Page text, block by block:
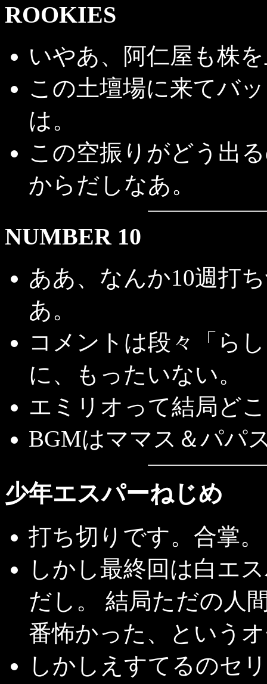
ROOKIES
いやあ、阿仁屋も株
この土壇場に来てバ
は。
この空振りがどう出
からだしなあ。
NUMBER 10
ああ、なんか10週打
あ。
コメントは段々「ら
に、もったいない。
エミリオって結局ど
BGMはママス＆パパ
少年エスパーねじめ
打ち切りです。合掌。
しかし最終回は白エ
だし。 結局ただの人
番怖かった、という
しかしえすてるのセ